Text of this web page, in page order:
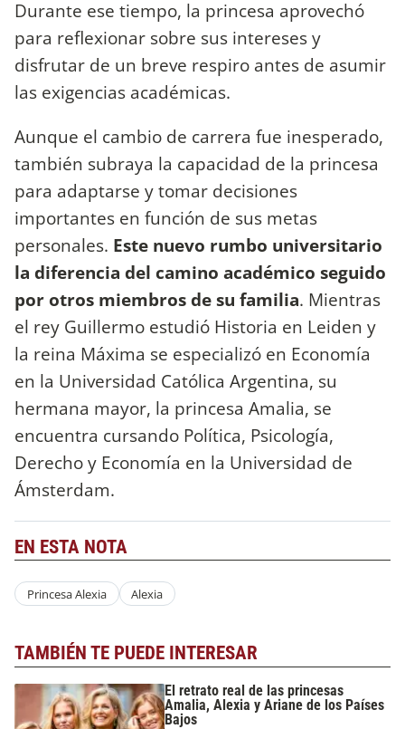
Durante ese tiempo, la princesa aprovechó
para reflexionar sobre sus intereses y
disfrutar de un breve respiro antes de asumir
las exigencias académicas.
Aunque el cambio de carrera fue inesperado,
también subraya la capacidad de la princesa
para adaptarse y tomar decisiones
importantes en función de sus metas
personales. Este nuevo rumbo universitario
la diferencia del camino académico seguido
por otros miembros de su familia. Mientras
el rey Guillermo estudió Historia en Leiden y
la reina Máxima se especializó en Economía
en la Universidad Católica Argentina, su
hermana mayor, la princesa Amalia, se
encuentra cursando Política, Psicología,
Derecho y Economía en la Universidad de
Ámsterdam.
EN ESTA NOTA
Princesa Alexia Alexia
TAMBIÉN TE PUEDE INTERESAR
El retrato real de las princesas
Amalia, Alexia y Ariane de los Países
Bajos